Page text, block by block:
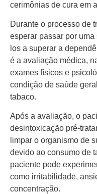
cerimônias de cura em
Durante o processo de
esperar passar por
los a superar a
é a avaliação médica,
exames físicos e
condição de saúde
tabaco.
Após a avaliação, o
desintoxicação pré-
limpar o organismo de
devido ao consumo de
paciente pode
como irritabilidade,
concentração.